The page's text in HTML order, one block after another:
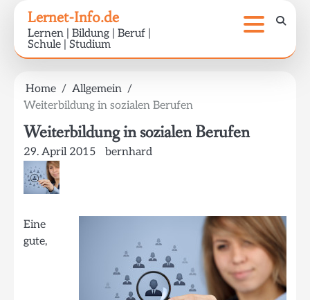
content
Lernet-Info.de
Lernen | Bildung | Beruf |
Schule | Studium
Home
Allgemein
Weiterbildung in sozialen Berufen
Weiterbildung in sozialen Berufen
29. April 2015 bernhard
Eine
gute,